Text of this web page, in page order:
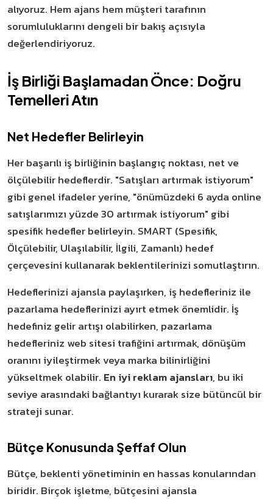
alıyoruz. Hem ajans hem müşteri tarafının
sorumluluklarını dengeli bir bakış açısıyla
değerlendiriyoruz.
İş Birliği Başlamadan Önce: Doğru
Temelleri Atın
Net Hedefler Belirleyin
Her başarılı iş birliğinin başlangıç noktası, net ve
ölçülebilir hedeflerdir. "Satışları artırmak istiyorum"
gibi genel ifadeler yerine, "önümüzdeki 6 ayda online
satışlarımızı yüzde 30 artırmak istiyorum" gibi
spesifik hedefler belirleyin. SMART (Spesifik,
Ölçülebilir, Ulaşılabilir, İlgili, Zamanlı) hedef
çerçevesini kullanarak beklentilerinizi somutlaştırın.
Hedeflerinizi ajansla paylaşırken, iş hedefleriniz ile
pazarlama hedeflerinizi ayırt etmek önemlidir. İş
hedefiniz gelir artışı olabilirken, pazarlama
hedefleriniz web sitesi trafiğini artırmak, dönüşüm
oranını iyileştirmek veya marka bilinirliğini
yükseltmek olabilir. En iyi reklam ajansları, bu iki
seviye arasındaki bağlantıyı kurarak size bütüncül bir
strateji sunar.
Bütçe Konusunda Şeffaf Olun
Bütçe, beklenti yönetiminin en hassas konularından
biridir. Birçok işletme, bütçesini ajansla